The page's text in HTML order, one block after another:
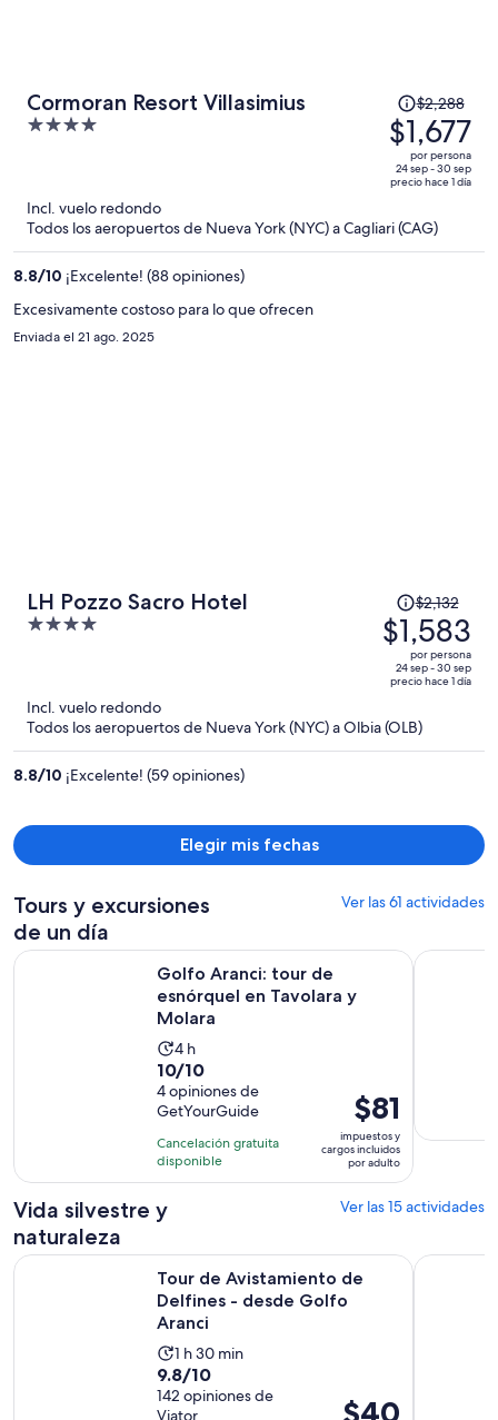
Cormoran Resort Villasimius
4
El
precio
era
de
$2,288
ahora
$2,288
$1,677
por persona
24 sep - 30 sep
precio hace 1 día
Incl. vuelo redondo
Todos los aeropuertos de Nueva York (NYC) a Cagliari (CAG)
8.8/10 ¡Excelente! (88 opiniones)
Excesivamente costoso para lo que ofrecen
Enviada el 21 ago. 2025
LH Pozzo Sacro Hotel
4
precio
era
de
$2,132
y
ahora
por
$2,132
$1,583
por persona
24 sep - 30 sep
precio hace 1 día
Incl. vuelo redondo
Todos los aeropuertos de Nueva York (NYC) a Olbia (OLB)
8.8/10 ¡Excelente! (59 opiniones)
Elegir mis fechas
Tours y excursiones
de un día
Ver las 61 actividades
Golfo Aranci: tour de
esnórquel en Tavolara y
Molara
La
actividad
dura
4
horas
4 h
10.0
de
10
con
4
opiniones
10/10
4 opiniones de
GetYourGuide
Cancelación gratuita
disponible
El
precio
es
de
por
$81
impuestos y
cargos incluidos
por adulto
Golfo Aranci: tour de esnórquel en Tavolara y Molara
Vida silvestre y
naturaleza
Ver las 15 actividades
Tour de Avistamiento de
Delfines - desde Golfo
Aranci
La
actividad
dura
1 h 30 min
9.8
de
9.8/10
142 opiniones de
Viator
El
$40
Tour de Avistamiento de Delfines - desde Golfo AranciCerdeña: